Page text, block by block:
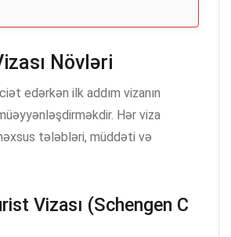
Növləri
edərkən ilk addım vizanın
Hər viza
tələbləri, müddəti və
Vizası (Schengen C